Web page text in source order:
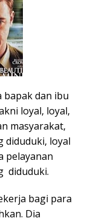
bapak dan ibu
loyal, loyal,
masyarakat,
diduduki, loyal
pelayanan
diduduki.
bagi para
Dia